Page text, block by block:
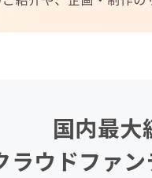
国内最大
ラウドファ